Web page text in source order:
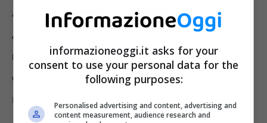
assume la forma dei famosi cilindretti.
Attualmente il prezzo del Pellet è salito, ma
rimane sempre un’alternativa ecologica ed
economica
rispetto ad altri tipi di
riscaldamento domestico.
informazioneoggi.it asks for your
consent to use your personal data for the
following purposes:
Personalised advertising and content, advertising and
content measurement, audience research and